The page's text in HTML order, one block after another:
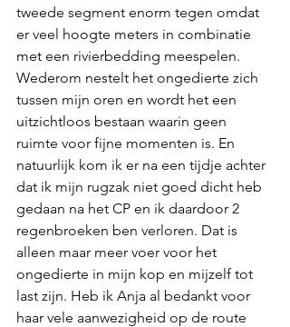
tweede segment enorm tegen omdat
er veel hoogte meters in combinatie
met een rivierbedding meespelen.
Wederom nestelt het ongedierte zich
tussen mijn oren en wordt het een
uitzichtloos bestaan waarin geen
ruimte voor fijne momenten is. En
natuurlijk kom ik er na een tijdje achter
dat ik mijn rugzak niet goed dicht heb
gedaan na het CP en ik daardoor 2
regenbroeken ben verloren. Dat is
alleen maar meer voer voor het
ongedierte in mijn kop en mijzelf tot
last zijn. Heb ik Anja al bedankt voor
haar vele aanwezigheid op de route